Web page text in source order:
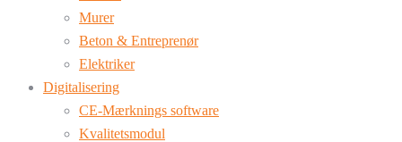
Murer
Beton & Entreprenør
Elektriker
Digitalisering
CE-Mærknings software
Kvalitetsmodul